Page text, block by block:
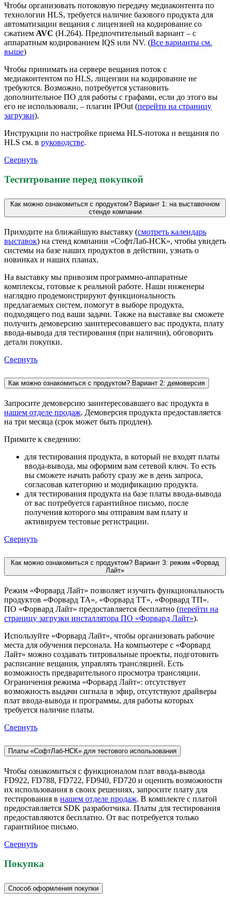
Чтобы организовать потоковую передачу медиаконтента по
технологии HLS, требуется наличие базового продукта для
автоматизации вещания с лицензией на кодирование со
сжатием AVC (H.264). Предпочтительный вариант – с
аппаратным кодированием IQS или NV. (Все варианты см.
выше)
Чтобы принимать на сервере вещания поток с
медиаконтентом по HLS, лицензии на кодирование не
требуются. Возможно, потребуется установить
дополнительное ПО для работы с графами, если до этого вы
его не использовали, – плагин IPOut (перейти на страницу
загрузки).
Инструкции по настройке приема HLS-потока и вещания по
HLS см. в руководстве.
Свернуть
Теститрование перед покупкой
Как можно ознакомиться с продуктом? Вариант 1: на выставочном
стенде компании
Приходите на ближайшую выставку (смотреть календарь
выставок) на стенд компании «СофтЛаб-НСК», чтобы увидеть
системы на базе наших продуктов в действии, узнать о
новинках и наших планах.
На выставку мы привозим программно-аппаратные
комплексы, готовые к реальной работе. Наши инженеры
наглядно продемонстрируют функциональность
предлагаемых систем, помогут в выборе продукта,
подходящего под ваши задачи. Также на выставке вы сможете
получить демоверсию заинтересовавшего вас продукта, плату
ввода-вывода для тестирования (при наличии), обговорить
детали покупки.
Свернуть
Как можно ознакомиться с продуктом? Вариант 2: демоверсия
Запросите демоверсию заинтересовавшего вас продукта в
нашем отделе продаж. Демоверсия продукта предоставляется
на три месяца (срок может быть продлен).
Примите к сведению:
для тестирования продукта, в который не входят платы
ввода-вывода, мы оформим вам сетевой ключ. То есть
вы сможете начать работу сразу же в день запроса,
согласовав категорию и модификацию продукта.
для тестирования продукта на базе платы ввода-вывода
от вас потребуется гарантийное письмо, после
получения которого мы отправим вам плату и
активируем тестовые регистрации.
Свернуть
Как можно ознакомиться с продуктом? Вариант 3: режим «Форвад
Лайт»
Режим «Форвард Лайт» позволяет изучить функциональность
продуктов «Форвард ТА», «Форвард ТТ», «Форвард ТП».
ПО «Форвард Лайт» предоставляется бесплатно (перейти на
страницу загрузки инсталлятора ПО «Форвард Лайт»).
Используйте «Форвард Лайт», чтобы организовать рабочие
места для обучения персонала. На компьютере с «Форвард
Лайт» можно создавать титровальные проекты, подготовить
расписание вещания, управлять трансляцией. Есть
возможность предварительного просмотра трансляции.
Ограничения режима «Форвард Лайт»: отсутствует
возможность выдачи сигнала в эфир, отсутствуют драйверы
плат ввода-вывода и программы, для работы которых
требуется наличие платы.
Свернуть
Платы «СофтЛаб-НСК» для тестового использования
Чтобы ознакомиться с функционалом плат ввода-вывода
FD922, FD788, FD722, FD940, FD720 и оценить возможности
их использования в своих решениях, запросите плату для
тестирования в нашем отделе продаж. В комплекте с платой
предоставляется SDK разработчика. Платы для тестирования
предоставляются бесплатно. От вас потребуется только
гарантийное письмо.
Свернуть
Покупка
Способ оформления покупки